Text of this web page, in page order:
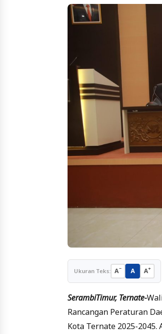
Ukuran Teks: A− A A+
SerambiTimur, Ternate-
Rancangan Peraturan
Kota Ternate 2025-